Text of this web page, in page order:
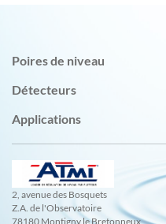
Poires de niveau
Détecteurs
Applications
2, avenue des Bosquets
Z.A. de l'Observatoire
78180 Montigny le Bretonneux